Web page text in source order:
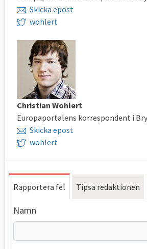
Skicka epost
wohlert
Christian Wohlert
Europaportalens korrespondent i
Skicka epost
wohlert
Rapportera fel Tipsa redaktionen
Namn